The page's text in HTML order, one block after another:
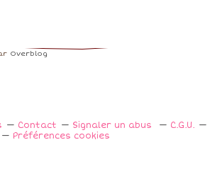
Overblog
Contact Signaler un abus C.G.U.
Préférences cookies